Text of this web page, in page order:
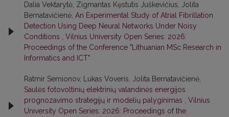
Dalia Vektarytė, Zigmantas Kęstutis Juškevičius, Jolita
Bernatavičienė, An Experimental Study of Atrial Fibrillation
Detection Using Deep Neural Networks Under Noisy
Conditions
Vilnius University Open Series: 2026:
Proceedings of the Conference "Lithuanian MSc Research in
Informatics and ICT"
Ratmir Semionov, Lukas Voveris, Jolita Bernatavičienė,
Saulės fotovoltinių elektrinių valandinės energijos
prognozavimo strategijų ir modelių palyginimas
Vilnius
University Open Series: 2026: Proceedings of the